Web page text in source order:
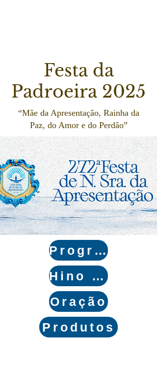
Festa da
Padroeira 2025
“Mãe da Apresentação, Rainha da
Paz, do Amor e do Perdão”
Programação
Hino da Festa
Oração
Produtos